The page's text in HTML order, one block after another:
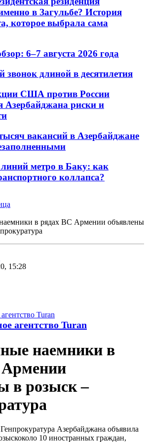
в Загульбе? История
которое выбрала сама
6–7 августа 2026 года
звонок длиной в десятилетия
США против России
Азербайджана риски и
вакансий в Азербайджане
линий метро в Баку: как
коллапса?
в рядах ВС Армении объявлены
15:28
агентство Turan
наемники в
в розыск –
Азербайджана объявила
10 иностранных граждан,